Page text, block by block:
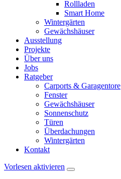
Rollladen
Smart Home
Wintergärten
Gewächshäuser
Ausstellung
Projekte
Über uns
Jobs
Ratgeber
Carports & Garagentore
Fenster
Gewächshäuser
Sonnenschutz
Türen
Überdachungen
Wintergärten
Kontakt
Vorlesen aktivieren